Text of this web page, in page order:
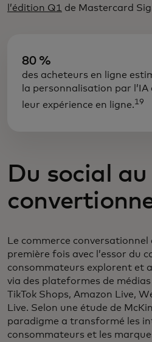
l’édition Q1 de Mastercard
80 %
des acheteurs en ligne
la personnalisation par l’IA
leur expérience en ligne.19
Du social au
Le commerce
première fois avec l’essor du
consommateurs explorent et
via des plateformes de
TikTok Shops, Amazon Live,
Live. Selon une étude de
paradigme a transformé les
consommateurs et les